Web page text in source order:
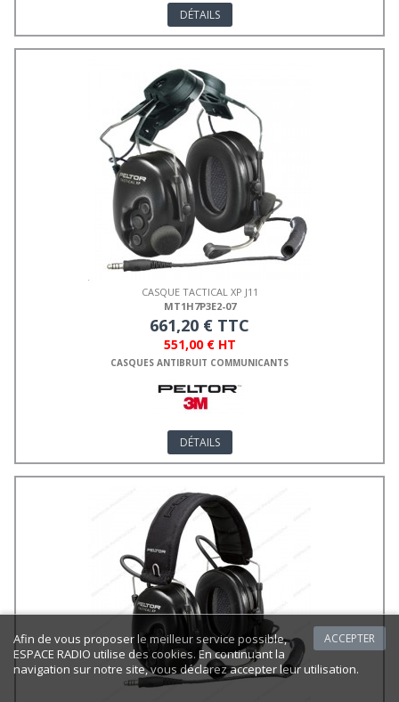
DÉTAILS
CASQUE TACTICAL XP J11
MT1H7P3E2-07
661,20 € TTC
551,00 € HT
CASQUES ANTIBRUIT COMMUNICANTS
DÉTAILS
ACCEPTER
Afin de vous proposer le meilleur service possible,
ESPACE RADIO utilise des cookies. En continuant la
navigation sur notre site, vous déclarez accepter leur utilisation.